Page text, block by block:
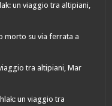
un viaggio tra altipiani,
morto su via ferrata a
tra altipiani, Mar
un viaggio tra